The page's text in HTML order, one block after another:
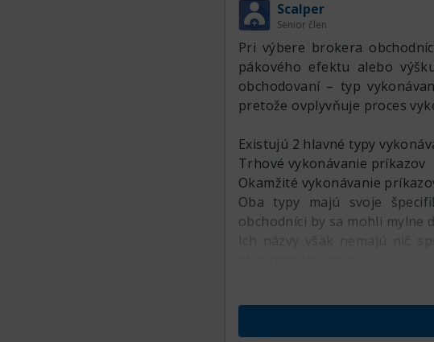
Scalper
Senior člen
Pri výbere brokera
pákového efektu alebo
obchodovaní – typ
pretože ovplyvňuje proces
Existujú 2 hlavné typy
Trhové vykonávanie príkazov
Okamžité vykonávanie
Oba typy majú svoje
obchodníci by sa mohli mylne
Ich názvy však nemajú nič